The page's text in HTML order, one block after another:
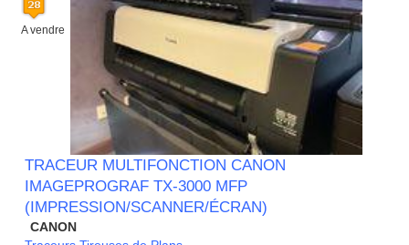
A vendre
TRACEUR MULTIFONCTION CANON
IMAGEPROGRAF TX-3000 MFP
(IMPRESSION/SCANNER/ÉCRAN)
CANON